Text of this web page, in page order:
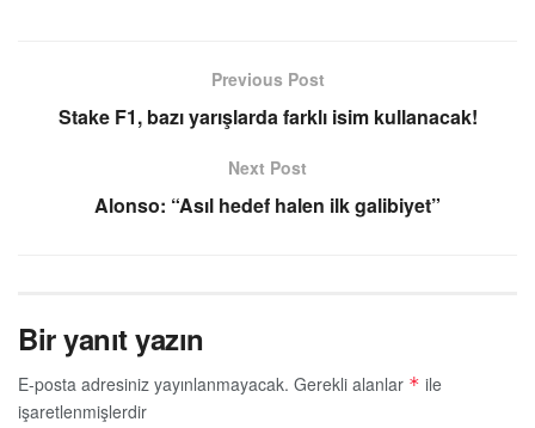
Previous Post
Stake F1, bazı yarışlarda farklı isim kullanacak!
Next Post
Alonso: “Asıl hedef halen ilk galibiyet”
Bir yanıt yazın
E-posta adresiniz yayınlanmayacak. Gerekli alanlar * ile
işaretlenmişlerdir